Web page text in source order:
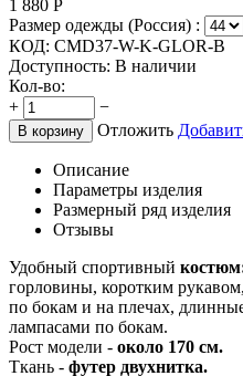
1 880 Р
Размер одежды (Россия) :
КОД: CMD37-W-K-GLOR-B
Доступность: В наличии
Кол-во:
+
−
В корзину Отложить
Описание
Параметры изделия
Размерный ряд изделия
Отзывы
Удобный спортивный
горловины, коротким
по бокам и на плечах,
лампасами по бокам.
Рост модели - около 170 см.
Ткань - футер двухнитка.